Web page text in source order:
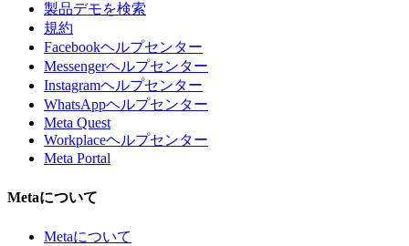
製品デモを検索
規約
Facebookヘルプセンター
Messengerヘルプセンター
Instagramヘルプセンター
WhatsAppヘルプセンター
Meta Quest
Workplaceヘルプセンター
Meta Portal
Metaについて
Metaについて